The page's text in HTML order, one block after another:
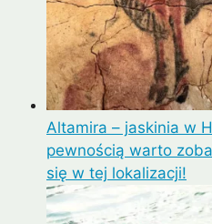
Altamira – jaskinia w
pewnością warto
się w tej lokalizacji!